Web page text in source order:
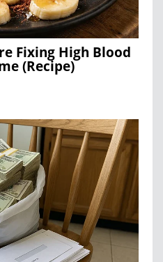
Fixing High Blood
(Recipe)